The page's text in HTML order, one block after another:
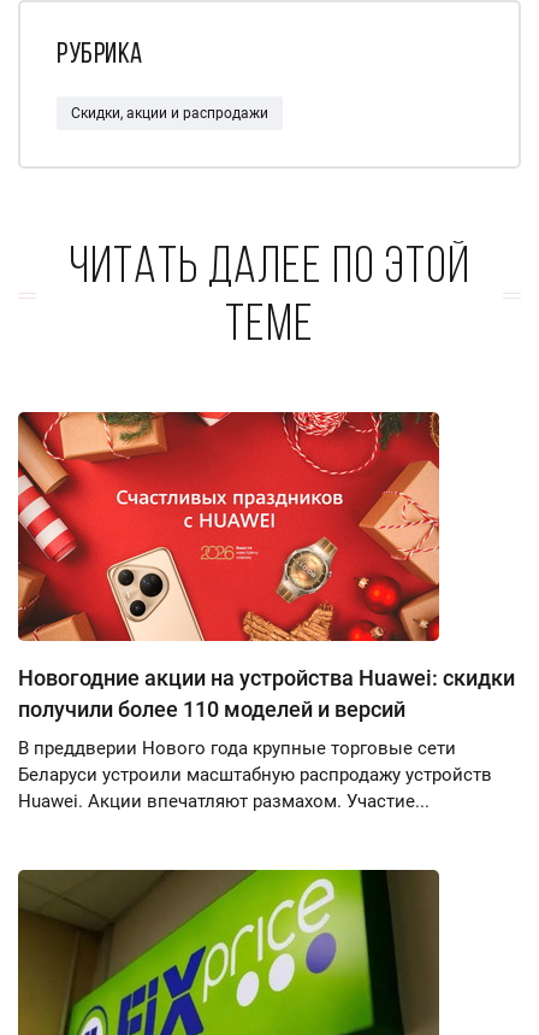
Рубрика
Скидки, акции и распродажи
Читать далее по этой
теме
Новогодние акции на устройства Huawei: скидки
получили более 110 моделей и версий
В преддверии Нового года крупные торговые сети
Беларуси устроили масштабную распродажу устройств
Huawei. Акции впечатляют размахом. Участие...